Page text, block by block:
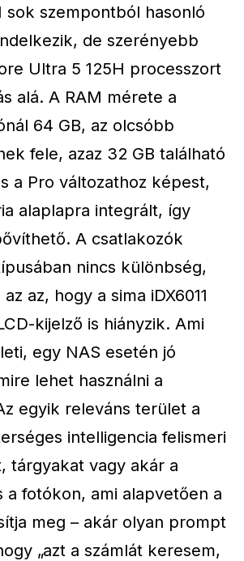
sok szempontból hasonló
de szerényebb
Ultra 5 125H processzort
alá. A RAM mérete a
64 GB, az olcsóbb
fele, azaz 32 GB található
a Pro változathoz képest,
alaplapra integrált, így
A csatlakozók
nincs különbség,
az, hogy a sima iDX6011
kijelző is hiányzik. Ami
egy NAS esetén jó
lehet használni a
egyik releváns terület a
intelligencia felismeri
tárgyakat vagy akár a
a fotókon, ami alapvetően a
meg – akár olyan prompt
„azt a számlát keresem,